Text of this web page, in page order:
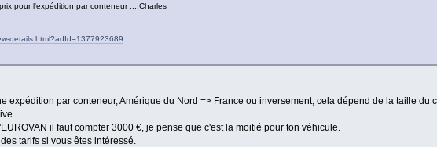
pour l'expédition par conteneur ....Charles
details.html?adId=1377923689
expédition par conteneur, Amérique du Nord => France ou inversement, cela dépend de la taille du
il faut compter 3000 €, je pense que c'est la moitié pour ton véhicule.
tarifs si vous êtes intéressé.